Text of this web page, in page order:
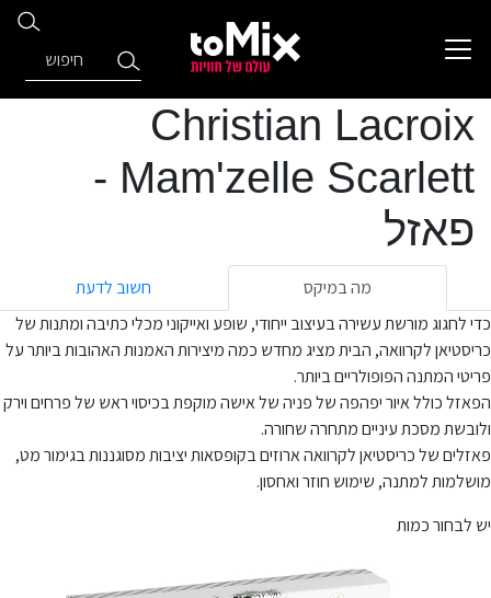
Christian Lacroix
Mam'zelle Scarlett -
פאזל
מה במיקס
חשוב לדעת
כדי לחגוג מורשת עשירה בעיצוב ייחודי, שופע ואייקוני מכלי כתיבה ומתנות של
כריסטיאן לקרוואה, הבית מציג מחדש כמה מיצירות האמנות האהובות ביותר על
פריטי המתנה הפופולריים ביותר.
הפאזל כולל איור יפהפה של פניה של אישה מוקפת בכיסוי ראש של פרחים וירק
ולובשת מסכת עיניים מתחרה שחורה.
פאזלים של כריסטיאן לקרוואה ארוזים בקופסאות יציבות מסוגננות בגימור מט,
מושלמות למתנה, שימוש חוזר ואחסון.
יש לבחור כמות